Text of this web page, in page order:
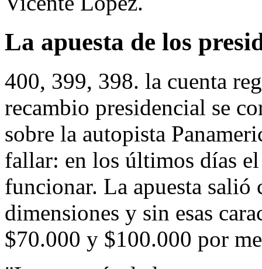
La apuesta de los
400, 399, 398. la cuenta
recambio presidencial se
sobre la autopista
fallar: en los últimos días
funcionar. La apuesta salió
dimensiones y sin esas
$70.000 y $100.000 por